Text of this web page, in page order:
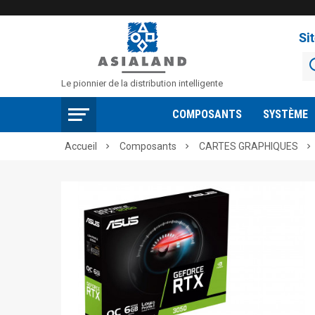
Le pionnier de la distribution intelligente
COMPOSANTS SYSTÈME
Accueil  Composants  CARTES GRAPHIQUES 